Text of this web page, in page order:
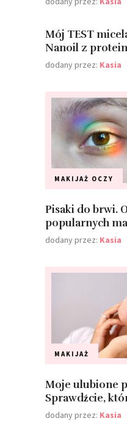
Mój TEST
Nanoil z
dodany przez: Kasia
MAKIJAŻ OCZY
Pisaki do brwi.
popularnych
dodany przez: Kasia
MAKIJAŻ
Moje ulubione
Sprawdźcie,
dodany przez: Kasia